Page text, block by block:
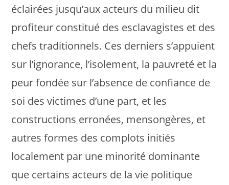
éclairées jusqu’aux acteurs du milieu dit
profiteur constitué des esclavagistes et des
chefs traditionnels. Ces derniers s’appuient
sur l’ignorance, l’isolement, la pauvreté et la
peur fondée sur l’absence de confiance de
soi des victimes d’une part, et les
constructions erronées, mensongères, et
autres formes des complots initiés
localement par une minorité dominante
que certains acteurs de la vie politique